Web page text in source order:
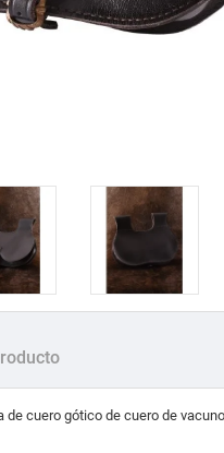
de cuero gótico de cuero de